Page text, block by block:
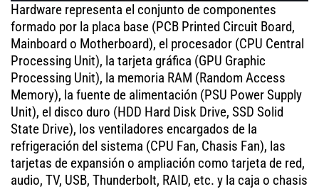
Hardware representa el conjunto de componentes
formado por la placa base (PCB Printed Circuit Board,
Mainboard o Motherboard), el procesador (CPU Central
Processing Unit), la tarjeta gráfica (GPU Graphic
Processing Unit), la memoria RAM (Random Access
Memory), la fuente de alimentación (PSU Power Supply
Unit), el disco duro (HDD Hard Disk Drive, SSD Solid
State Drive), los ventiladores encargados de la
refrigeración del sistema (CPU Fan, Chasis Fan), las
tarjetas de expansión o ampliación como tarjeta de red,
audio, TV, USB, Thunderbolt, RAID, etc. y la caja o chasis